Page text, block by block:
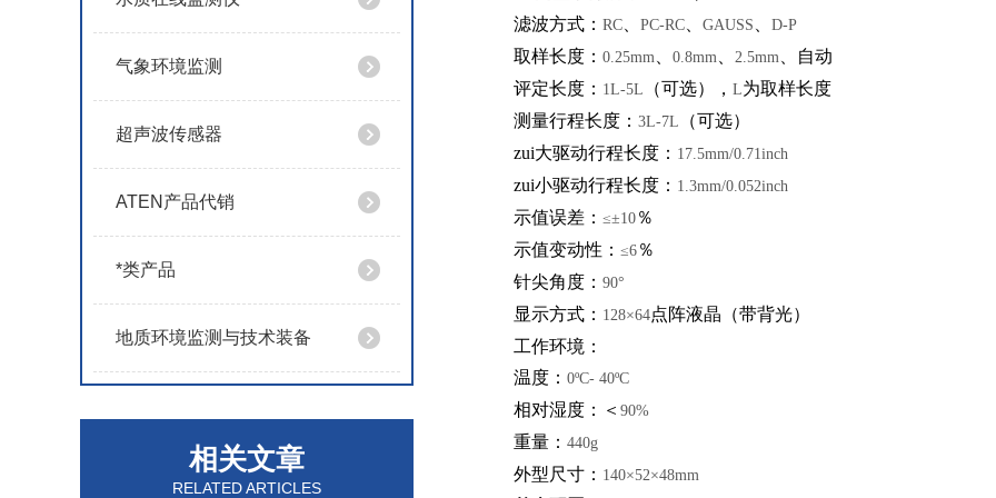
气象环境监测
超声波传感器
ATEN产品代销
*类产品
地质环境监测与技术装备
相关文章
RELATED ARTICLES
滤波方式： RC PC-RC GAUSS D-P
取样长度： 0.25mm 0.8mm 2.5mm 、自动
评定长度： 1L-5L （可选）， L为取样长度
测量行程长度： 3L-7L
（可选）
zui大驱动行程长度： 17.5mm/0.71inch
zui小驱动行程长度： 1.3mm/0.052inch
示值误差： ≤±10 ％
示值变动性： ≤6 ％
针尖角度： 90°
显示方式： 128×64点阵液晶（带背光）
工作环境：
温度： 0ºC- 40ºC
相对湿度：＜ 90%
重量： 440g
外型尺寸： 140×52×48mm